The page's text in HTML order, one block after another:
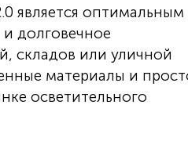
является оптимальным
долговечное
складов или уличной
материалы и
осветительного